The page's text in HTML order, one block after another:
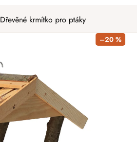
Dřevěné krmítko pro ptáky
–20 %